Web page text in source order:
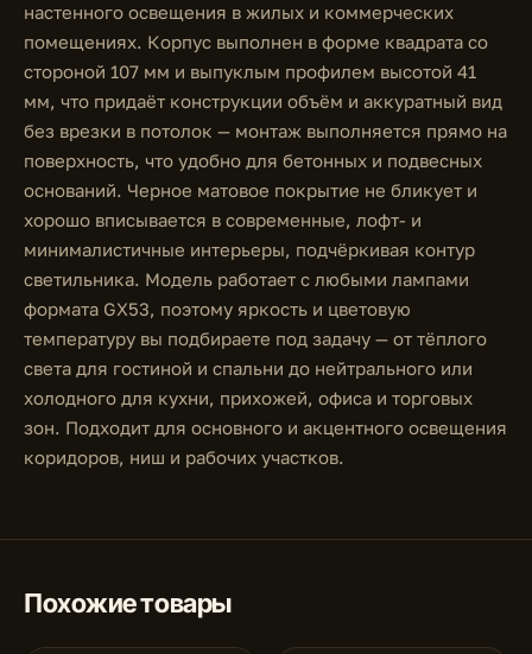
настенного освещения в жилых и коммерческих
помещениях. Корпус выполнен в форме квадрата со
стороной 107 мм и выпуклым профилем высотой 41
мм, что придаёт конструкции объём и аккуратный вид
без врезки в потолок — монтаж выполняется прямо на
поверхность, что удобно для бетонных и подвесных
оснований. Черное матовое покрытие не бликует и
хорошо вписывается в современные, лофт- и
минималистичные интерьеры, подчёркивая контур
светильника. Модель работает с любыми лампами
формата GX53, поэтому яркость и цветовую
температуру вы подбираете под задачу — от тёплого
света для гостиной и спальни до нейтрального или
холодного для кухни, прихожей, офиса и торговых
зон. Подходит для основного и акцентного освещения
коридоров, ниш и рабочих участков.
Похожие товары